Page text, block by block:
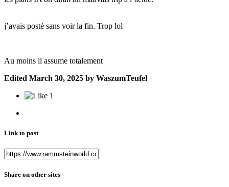
j’avais posté sans voir la fin. Trop lol
Au moins il assume totalement
Edited March 30, 2025 by WaszumTeufel
1
Link to post
Share on other sites